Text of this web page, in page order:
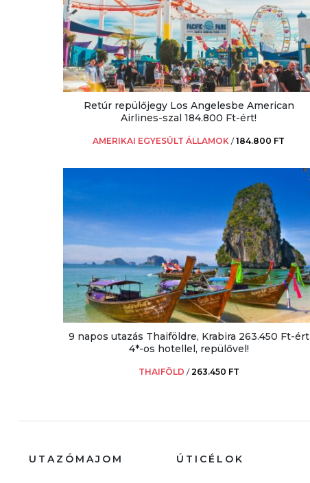
Retúr repülőjegy Los Angelesbe American
Airlines-szal 184.800 Ft-ért!
AMERIKAI EGYESÜLT ÁLLAMOK /184.800 FT
9 napos utazás Thaiföldre, Krabira 263.450 Ft-ért
4*-os hotellel, repülővel!
THAIFÖLD /263.450 FT
UTAZÓMAJOM ÚTICÉLOK